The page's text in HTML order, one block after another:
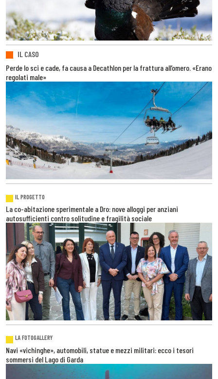
IL CASO
Perde lo sci e cade, fa causa a Decathlon per la frattura all’omero. «Erano
regolati male»
IL PROGETTO
La co-abitazione sperimentale a Dro: nove alloggi per anziani
autosufficienti contro solitudine e fragilità sociale
LA FOTOGALLERY
Navi «vichinghe», automobili, statue e mezzi militari: ecco i tesori
sommersi del Lago di Garda